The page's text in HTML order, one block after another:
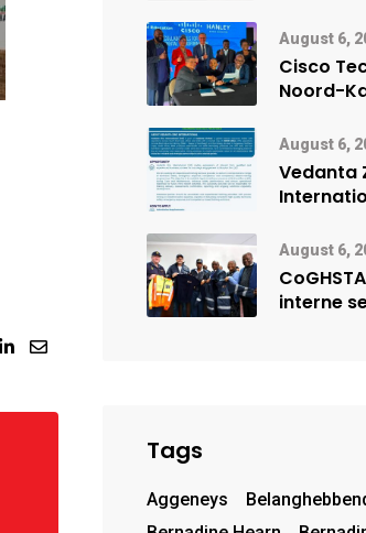
by
Ekspo
August 6,
Cisco
Noord-
digitale
deur
August 6,
Vedanta
vir
herbegin
August 6,
interne
Tags
Aggeneys